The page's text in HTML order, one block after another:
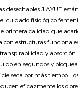
desechables JIAYUE
cuidado fisiológico
primera calidad que
con estructuras
y absorción.
en segundos y bloquea
seca por más tiempo.
eficazmente los